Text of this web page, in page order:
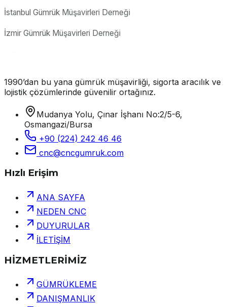
İstanbul Gümrük Müşavirleri Derneği
İzmir Gümrük Müşavirleri Derneği
1990’dan bu yana gümrük müşavirliği, sigorta aracılık ve
lojistik çözümlerinde güvenilir ortağınız.
Mudanya Yolu, Çınar İşhanı No:2/5-6,
Osmangazi/Bursa
+90 (224) 242 46 46
cnc@cncgumruk.com
Hızlı Erişim
ANA SAYFA
NEDEN CNC
DUYURULAR
İLETİŞİM
HİZMETLERİMİZ
GÜMRÜKLEME
DANIŞMANLIK